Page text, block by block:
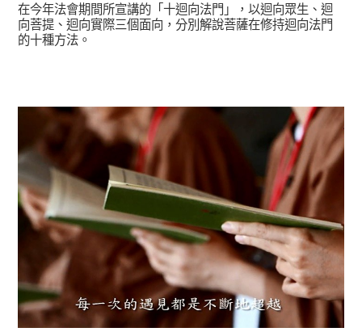
在今年法會期間所宣講的「十迴向法門」，以迴向眾生、迴
向菩提、迴向實際三個面向，分別解說菩薩在修持迴向法門
的十種方法。
學習分享